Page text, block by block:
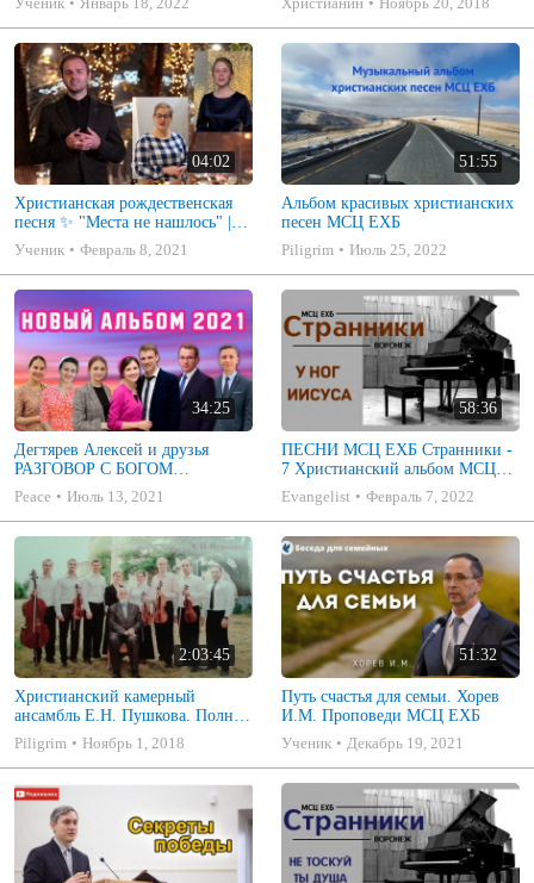
«Дорога к счастью»
04:02
Христианская рождественская
песня ✨ "Места не нашлось" |
Рождество 2021 | Гармония |
Ученик Февраль 8, 2021
51:55
Альбом красивых христианских
песен МСЦ ЕХБ
Piligrim
Июль 25, 2022
34:25
Дегтярев Алексей и друзья
РАЗГОВОР С БОГОМ
Христианские песни МСЦ ЕХБ
2021 (7я)
Peace Июль 13, 2021
58:36
ПЕСНИ МСЦ ЕХБ Странники -
7 Христианский альбом МСЦ
ЕХБ
Evangelist Февраль 7, 2022
2:03:45
Христианский камерный
ансамбль Е.Н. Пушкова. Полное
собрание
Piligrim Ноябрь 1, 2018
51:32
Путь счастья для семьи. Хорев
И.М. Проповеди МСЦ ЕХБ
Ученик
Декабрь 19, 2021